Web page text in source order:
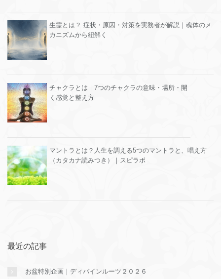
生霊とは？ 症状・原因・対策を実務者が解説｜魂体のメ
カニズムから紐解く
チャクラとは｜7つのチャクラの意味・場所・開
く感覚と整え方
マントラとは？人生を調える5つのマントラと、唱え方
（カタカナ読みつき）｜スピラボ
最近の記事
お盆特別企画｜ディバインルーツ２０２６